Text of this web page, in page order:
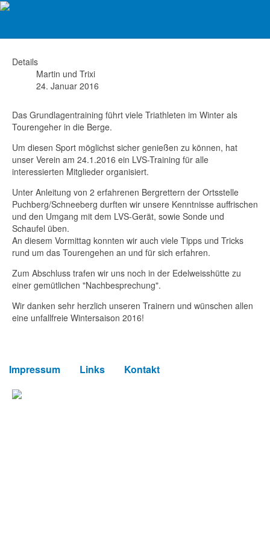
Details
Martin und Trixi
24. Januar 2016
Das Grundlagentraining führt viele Triathleten im Winter als
Tourengeher in die Berge.
Um diesen Sport möglichst sicher genießen zu können, hat
unser Verein am 24.1.2016 ein LVS-Training für alle
interessierten Mitglieder organisiert.
Unter Anleitung von 2 erfahrenen Bergrettern der Ortsstelle
Puchberg/Schneeberg durften wir unsere Kenntnisse auffrischen
und den Umgang mit dem LVS-Gerät, sowie Sonde und
Schaufel üben.
An diesem Vormittag konnten wir auch viele Tipps und Tricks
rund um das Tourengehen an und für sich erfahren.
Zum Abschluss trafen wir uns noch in der Edelweisshütte zu
einer gemütlichen "Nachbesprechung".
Wir danken sehr herzlich unseren Trainern und wünschen allen
eine unfallfreie Wintersaison 2016!
Impressum Links Kontakt